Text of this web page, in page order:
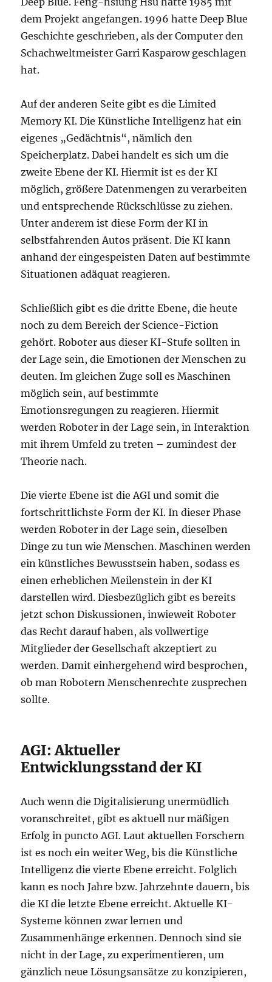
dem Projekt angefangen. 1996 hatte Deep Blue
Geschichte geschrieben, als der Computer den
Schachweltmeister Garri Kasparow geschlagen
hat.
Auf der anderen Seite gibt es die Limited
Memory KI. Die Künstliche Intelligenz hat ein
eigenes „Gedächtnis“, nämlich den
Speicherplatz. Dabei handelt es sich um die
zweite Ebene der KI. Hiermit ist es der KI
möglich, größere Datenmengen zu verarbeiten
und entsprechende Rückschlüsse zu ziehen.
Unter anderem ist diese Form der KI in
selbstfahrenden Autos präsent. Die KI kann
anhand der eingespeisten Daten auf bestimmte
Situationen adäquat reagieren.
Schließlich gibt es die dritte Ebene, die heute
noch zu dem Bereich der Science-Fiction
gehört. Roboter aus dieser KI-Stufe sollten in
der Lage sein, die Emotionen der Menschen zu
deuten. Im gleichen Zuge soll es Maschinen
möglich sein, auf bestimmte
Emotionsregungen zu reagieren. Hiermit
werden Roboter in der Lage sein, in Interaktion
mit ihrem Umfeld zu treten – zumindest der
Theorie nach.
Die vierte Ebene ist die AGI und somit die
fortschrittlichste Form der KI. In dieser Phase
werden Roboter in der Lage sein, dieselben
Dinge zu tun wie Menschen. Maschinen werden
ein künstliches Bewusstsein haben, sodass es
einen erheblichen Meilenstein in der KI
darstellen wird. Diesbezüglich gibt es bereits
jetzt schon Diskussionen, inwieweit Roboter
das Recht darauf haben, als vollwertige
Mitglieder der Gesellschaft akzeptiert zu
werden. Damit einhergehend wird besprochen,
ob man Robotern Menschenrechte zusprechen
sollte.
AGI: Aktueller
Entwicklungsstand der KI
Auch wenn die Digitalisierung unermüdlich
voranschreitet, gibt es aktuell nur mäßigen
Erfolg in puncto AGI. Laut aktuellen Forschern
ist es noch ein weiter Weg, bis die Künstliche
Intelligenz die vierte Ebene erreicht. Folglich
kann es noch Jahre bzw. Jahrzehnte dauern, bis
die KI die letzte Ebene erreicht. Aktuelle KI-
Systeme können zwar lernen und
Zusammenhänge erkennen. Dennoch sind sie
nicht in der Lage, zu experimentieren, um
gänzlich neue Lösungsansätze zu konzipieren,